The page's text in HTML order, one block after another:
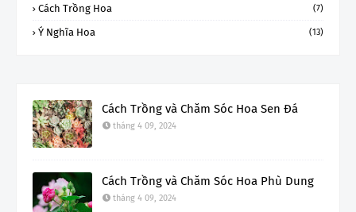
Cách Trồng Hoa (7)
Ý Nghĩa Hoa (13)
Cách Trồng và Chăm Sóc Hoa Sen Đá
tháng 4 09, 2024
Cách Trồng và Chăm Sóc Hoa Phù Dung
tháng 4 09, 2024